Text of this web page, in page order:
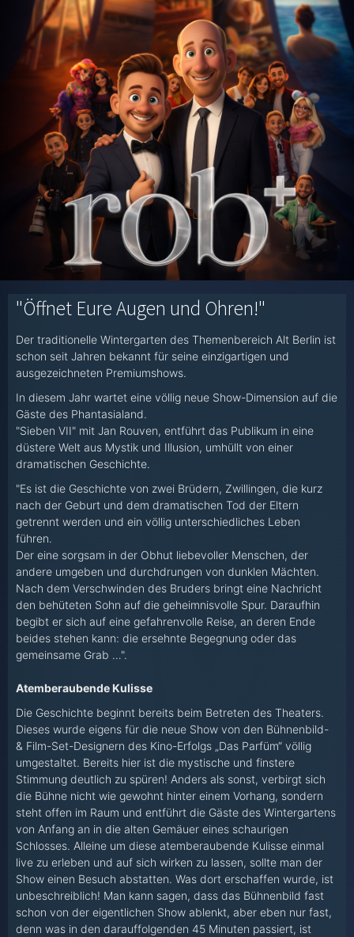
"Öffnet Eure Augen und Ohren!"
Der traditionelle Wintergarten des Themenbereich Alt Berlin ist
schon seit Jahren bekannt für seine einzigartigen und
ausgezeichneten Premiumshows.
In diesem Jahr wartet eine völlig neue Show-Dimension auf die
Gäste des Phantasialand.
"Sieben VII" mit Jan Rouven, entführt das Publikum in eine
düstere Welt aus Mystik und Illusion, umhüllt von einer
dramatischen Geschichte.
"Es ist die Geschichte von zwei Brüdern, Zwillingen, die kurz
nach der Geburt und dem dramatischen Tod der Eltern
getrennt werden und ein völlig unterschiedliches Leben
führen.
Der eine sorgsam in der Obhut liebevoller Menschen, der
andere umgeben und durchdrungen von dunklen Mächten.
Nach dem Verschwinden des Bruders bringt eine Nachricht
den behüteten Sohn auf die geheimnisvolle Spur. Daraufhin
begibt er sich auf eine gefahrenvolle Reise, an deren Ende
beides stehen kann: die ersehnte Begegnung oder das
gemeinsame Grab …".
Atemberaubende Kulisse
Die Geschichte beginnt bereits beim Betreten des Theaters.
Dieses wurde eigens für die neue Show von den Bühnenbild-
& Film-Set-Designern des Kino-Erfolgs „Das Parfüm“ völlig
umgestaltet. Bereits hier ist die mystische und finstere
Stimmung deutlich zu spüren! Anders als sonst, verbirgt sich
die Bühne nicht wie gewohnt hinter einem Vorhang, sondern
steht offen im Raum und entführt die Gäste des Wintergartens
von Anfang an in die alten Gemäuer eines schaurigen
Schlosses. Alleine um diese atemberaubende Kulisse einmal
live zu erleben und auf sich wirken zu lassen, sollte man der
Show einen Besuch abstatten. Was dort erschaffen wurde, ist
unbeschreiblich! Man kann sagen, dass das Bühnenbild fast
schon von der eigentlichen Show ablenkt, aber eben nur fast,
denn was in den darauffolgenden 45 Minuten passiert, ist